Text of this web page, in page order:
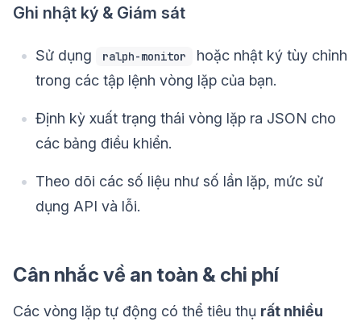
Ghi nhật ký & Giám sát
Sử dụng ralph-monitor
hoặc nhật ký tùy chỉnh
trong các tập lệnh vòng lặp của bạn.
Định kỳ xuất trạng thái vòng lặp ra JSON cho
các bảng điều khiển.
Theo dõi các số liệu như số lần lặp, mức sử
dụng API và lỗi.
Cân nhắc về an toàn & chi phí
Các vòng lặp tự động có thể tiêu thụ rất nhiều